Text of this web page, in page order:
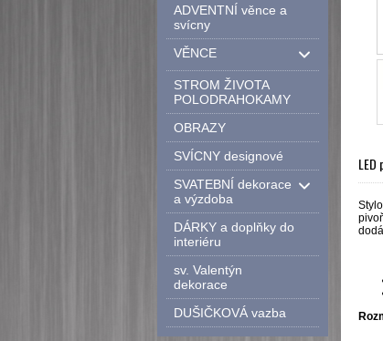
ADVENTNÍ věnce a
svícny
VĚNCE
STROM ŽIVOTA
POLODRAHOKAMY
OBRAZY
SVÍCNY designové
SVATEBNÍ dekorace
a výzdoba
DÁRKY a doplňky do
interiéru
sv. Valentýn
dekorace
DUŠIČKOVÁ vazba
LED